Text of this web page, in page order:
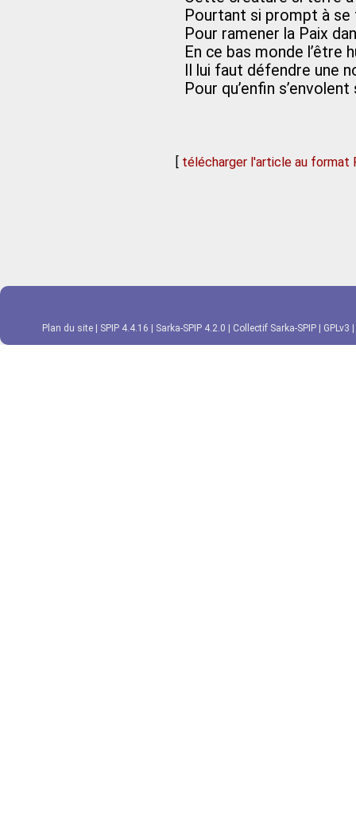
Pourtant si prompt à se
Pour ramener la Paix
En ce bas monde l’être
Il lui faut défendre une
Pour qu’enfin
[ télécharger l'article au format
Plan du site SPIP 4.4.16 Sarka-SPIP 4.2.0 Collectif Sarka-SPIP GPLv3